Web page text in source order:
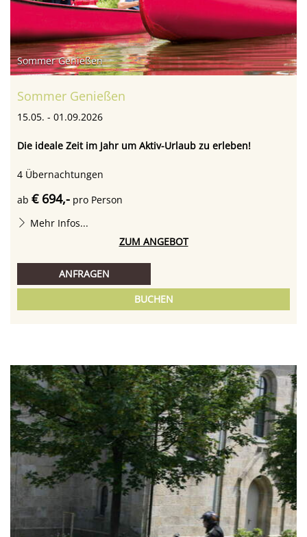
Sommer Genießen
Sommer Genießen
15.05. - 01.09.2026
Die ideale Zeit im Jahr um Aktiv-Urlaub zu erleben!
4 Übernachtungen
ab € 694,- pro Person
Mehr Infos...
ZUM ANGEBOT
ANFRAGEN
BUCHEN